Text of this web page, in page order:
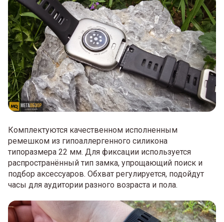
Комплектуются качественном исполненным
ремешком из гипоаллергенного силикона
типоразмера 22 мм. Для фиксации используется
распространённый тип замка, упрощающий поиск и
подбор аксессуаров. Обхват регулируется, подойдут
часы для аудитории разного возраста и пола.